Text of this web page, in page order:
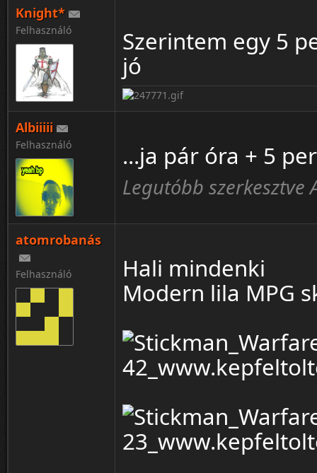
Knight*
Felhasználó
Szerintem egy 5
jó
Albiiiii
Felhasználó ...ja pár óra + 5
Legutóbb
atomrobanás
Felhasználó
Hali mindenki
Modern lila MPG